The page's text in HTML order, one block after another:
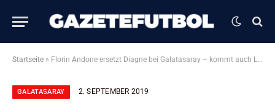
Startseite » Florin Andone ersetzt Diagne bei Galatasaray – kommt auch Lemina?
GALATASARAY 2. SEPTEMBER 2019